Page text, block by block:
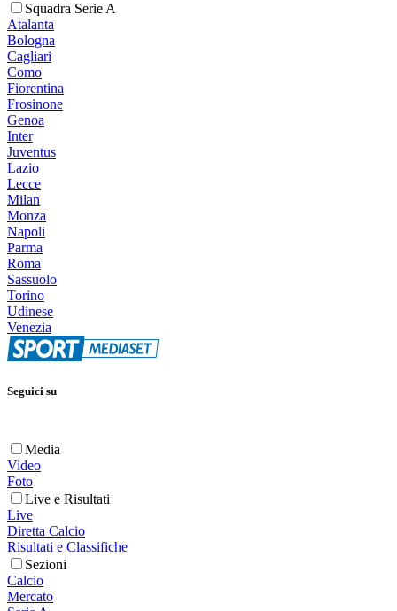
Squadra Serie A
Atalanta
Bologna
Cagliari
Como
Fiorentina
Frosinone
Genoa
Inter
Juventus
Lazio
Lecce
Milan
Monza
Napoli
Parma
Roma
Sassuolo
Torino
Udinese
Venezia
Seguici su
Media
Video
Foto
Live e Risultati
Live
Diretta Calcio
Risultati e Classifiche
Sezioni
Calcio
Mercato